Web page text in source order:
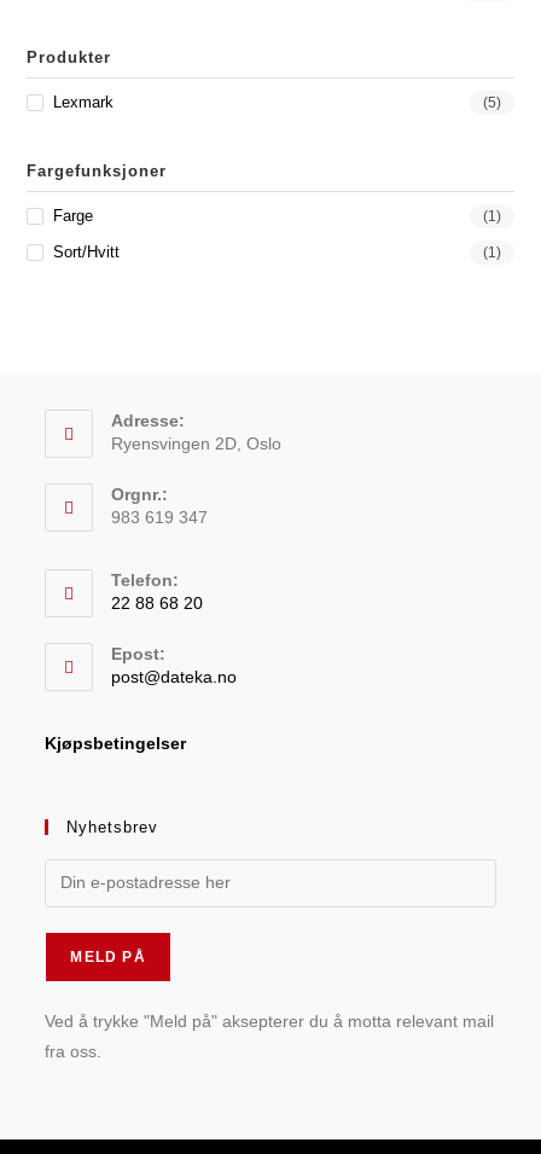
Produkter
Lexmark (5)
Fargefunksjoner
Farge (1)
Sort/hvitt (1)
Adresse:
Ryensvingen 2D, Oslo
Orgnr.:
983 619 347
Telefon:
22 88 68 20
Epost:
post@dateka.no
Kjøpsbetingelser
Nyhetsbrev
Ved å trykke "Meld på" aksepterer du å motta relevant mail
fra oss.